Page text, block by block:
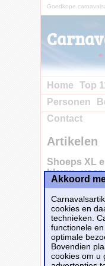
Goedkope
Home Top
Personen
Contact
Artikelen
Shoeps XL
blauw - voor
sneakers/
Pakje met 8
veters. De
geschikt voor
sneakers,
waarbij de
Akkoord
cookies en
technieken.
functionele
optimale
Bovendien
cookies om u